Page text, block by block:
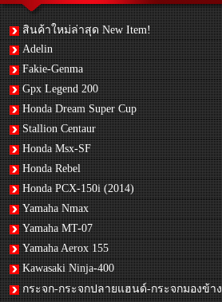
สินค้าใหม่ล่าสุด New Item!
Adelin
Fakie-Genma
Gpx Legend 200
Honda Dream Super Cup
Stallion Centaur
Honda Msx-SF
Honda Rebel
Honda PCX-150i (2014)
Yamaha Nmax
Yamaha MT-07
Yamaha Aerox 155
Kawasaki Ninja-400
กระจก-กระจกปลายแฮนด์-กระจกมองข้าง